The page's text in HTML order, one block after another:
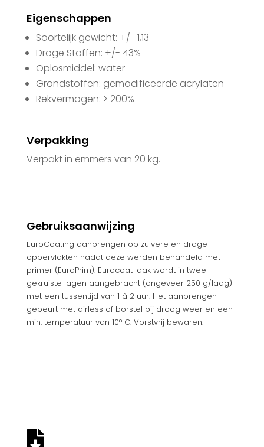
Eigenschappen
Soortelijk gewicht: +/- 1,13
Droge Stoffen: +/- 43%
Oplosmiddel: water
Grondstoffen: gemodificeerde acrylaten
Rekvermogen: > 200%
Verpakking
Verpakt in emmers van 20 kg.
Gebruiksaanwijzing
EuroCoating aanbrengen op zuivere en droge
oppervlakten nadat deze werden behandeld met
primer (EuroPrim). Eurocoat-dak wordt in twee
gekruiste lagen aangebracht (ongeveer 250 g/laag)
met een tussentijd van 1 à 2 uur. Het aanbrengen
gebeurt met airless of borstel bij droog weer en een
min. temperatuur van 10° C. Vorstvrij bewaren.
